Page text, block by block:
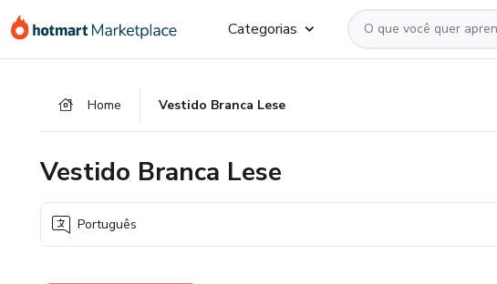
para
para
para
Categorias
Home Vestido Branca Lese
Vestido Branca Lese
Português